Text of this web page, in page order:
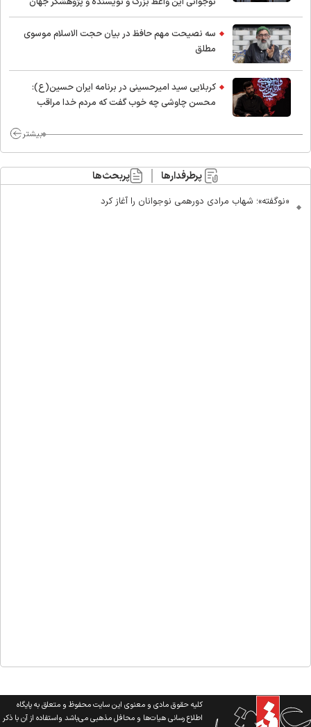
اسلام
سه نصیحت مهم حافظ در بیان حجت الاسلام موسوی
مطلق
کربلایی سید امیر‌حسینی در برنامه ایران حسین(ع):
محسن چاوشی چه خوب گفت که مردم خدا مراقب
بیشتر
پرطرفدارها پربحث‌ها
«نوگفته»؛ شهاب مرادی دورهمی نوجوانان را آغاز کرد
کلیه حقوق مادی و معنوی این سایت محفوظ و متعلق به پایگاه
اطلاع رسانی هیات‌ها و محافل مذهبی می‌باشد واستفاده از آن با ذکر